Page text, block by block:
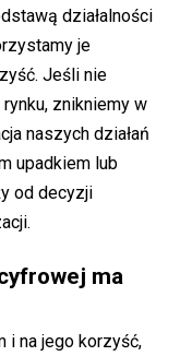
działalności
je
Jeśli nie
znikniemy w
naszych działań
upadkiem lub
od decyzji
ma
i na jego korzyść,